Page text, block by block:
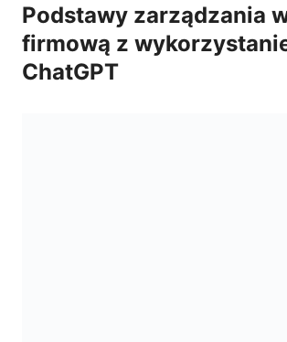
Podstawy zarządzania
firmową z
ChatGPT